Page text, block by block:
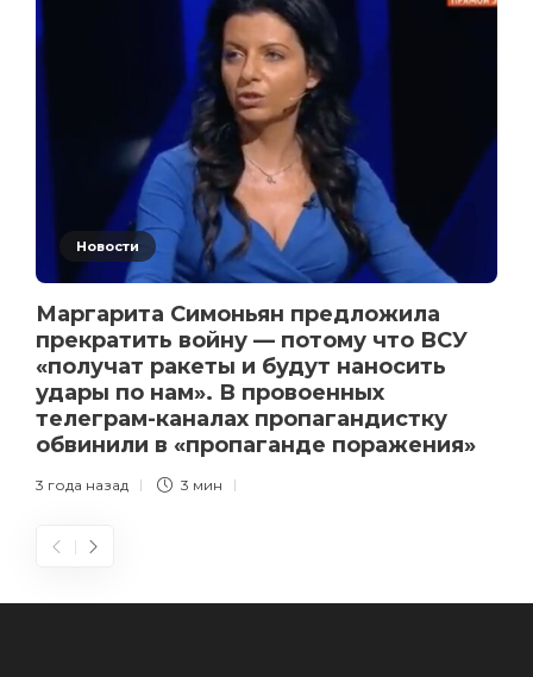
Новости
Маргарита Симоньян предложила
прекратить войну — потому что ВСУ
«получат ракеты и будут наносить
удары по нам». В провоенных
телеграм-каналах пропагандистку
обвинили в «пропаганде поражения»
3 года назад 3 мин